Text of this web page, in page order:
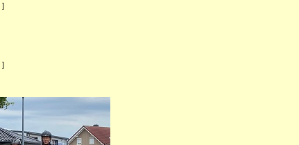
]
]